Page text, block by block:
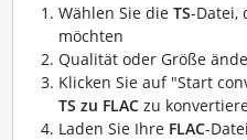
Wählen Sie die TS-Datei,
möchten
Qualität oder Größe
Klicken Sie auf "Start
TS zu FLACzu
Laden Sie Ihre FLAC-